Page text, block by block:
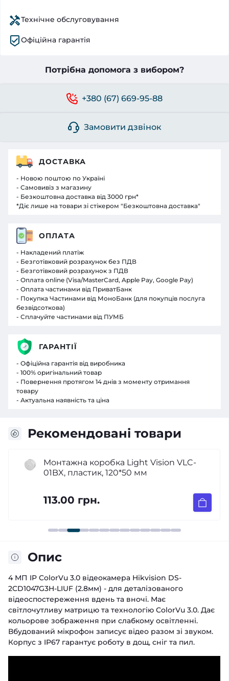
Технічне обслуговування
Офіційна гарантія
Потрібна допомога з вибором?
+380 (67) 669-95-88
Замовити дзвінок
Рекомендовані товари
Монтажна коробка Light Vision VLC-
01BX, пластик, 120*50 мм
113.00 грн.
Опис
4 МП IP ColorVu 3.0 відеокамера Hikvision DS-
2CD1047G3H-LIUF (2.8мм) - для деталізованого
відеоспостереження вдень та вночі. Має
світлочутливу матрицю та технологію ColorVu 3.0. Дає
кольорове зображення при слабкому освітленні.
Вбудований мікрофон записує відео разом зі звуком.
Корпус з IP67 гарантує роботу в дощ, сніг та пил.
ДОСТАВКА
- Новою поштою по Україні
- Самовивіз з магазину
- Безкоштовна доставка від 3000 грн*
*Діє лише на товари зі стікером "Безкоштовна доставка"
ОПЛАТА
- Накладений платіж
- Безготівковий розрахунок без ПДВ
- Безготівковий розрахунок з ПДВ
- Оплата online (Visa/MasterCard, Apple Pay, Google Pay)
- Оплата частинами від ПриватБанк
- Покупка Частинами від МоноБанк (для покупців послуга
безвідсоткова)
- Сплачуйте частинами від ПУМБ
ГАРАНТІЇ
- Офіційна гарантія від виробника
- 100% оригінальний товар
- Повернення протягом 14 днів з моменту отримання
товару
- Актуальна наявність та ціна